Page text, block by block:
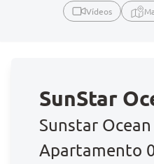
Vídeos
SunStar
Sunstar
Apartamento